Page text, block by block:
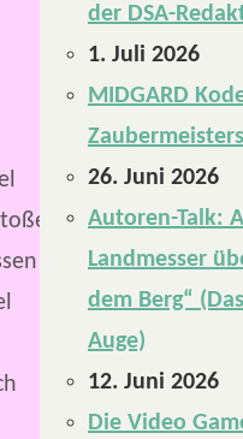
der DSA-
1. Juli 2026
MIDGARD
26. Juni 2026
Autoren-Talk:
Landmesser
dem Berg“
Auge)
12. Juni 2026
Die Video